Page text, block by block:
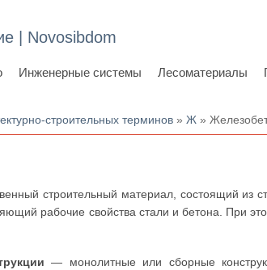
| Novosibdom
Инженерные системы Лесоматериалы
строительных терминов »Ж »
строительный материал, состоящий из
рабочие свойства стали и бетона. При
— монолитные или сборные